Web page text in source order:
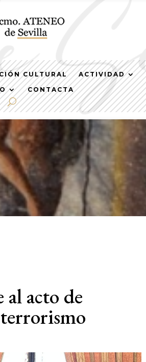
CULTURAL ACTIVIDAD
CONTACTA
al acto de